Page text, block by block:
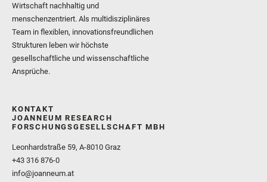
Wirtschaft nachhaltig und
menschenzentriert. Als multidisziplinäres
Team in flexiblen, innovationsfreundlichen
Strukturen leben wir höchste
gesellschaftliche und wissenschaftliche
Ansprüche.
KONTAKT
JOANNEUM RESEARCH
FORSCHUNGSGESELLSCHAFT MBH
Leonhardstraße 59, A-8010 Graz
+43 316 876-0
info@joanneum.at